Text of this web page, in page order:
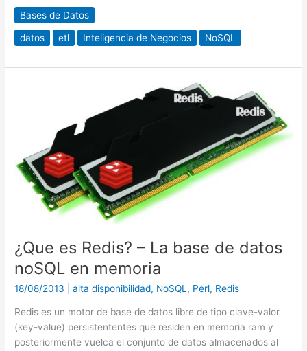
Bases de Datos
datos etl Inteligencia de Negocios NoSQL
¿Que es Redis? – La base de datos
noSQL en memoria
18/08/2013 |alta disponibilidad, NoSQL , Perl, Redis
Redis es un motor de base de datos libre de tipo clave-valor
(key-value) persistententes que residen en memoria ram y
posteriormente vuelca el conjunto de datos almacenados al
base
de
datos
memoria